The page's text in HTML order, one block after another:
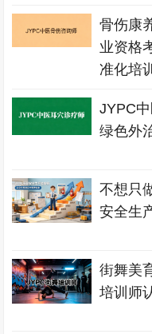
骨伤康
业资格
准化培
JYPC
绿色外
不想只
安全生
街舞美
培训师